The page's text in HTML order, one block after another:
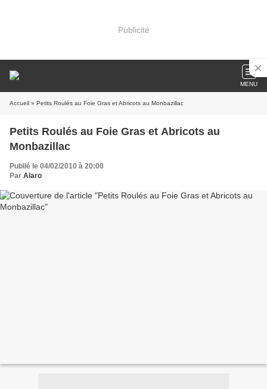
Publicité
MENU
Accueil » Petits Roulés au Foie Gras et Abricots au Monbazillac
Petits Roulés au Foie Gras et Abricots au
Monbazillac
Publié le 04/02/2010 à 20:00
Par Alaro